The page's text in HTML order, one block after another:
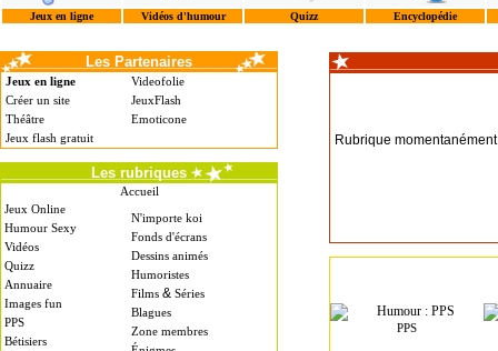
Jeux en ligne Vidéos d'humour Quizz Encyclopédie
Les Partenaires
Jeux en ligne
Créer un site
Théâtre
Jeux flash gratuit
Videofolie
JeuxFlash
Emoticone
Les rubriques
Accueil
Jeux Online
Humour Sexy
Vidéos
Quizz
Annuaire
Images fun
PPS
Bétisiers
N'importe koi
Fonds d'écrans
Dessins animés
Humoristes
Films & Séries
Blagues
Zone membres
Rubrique
PPS